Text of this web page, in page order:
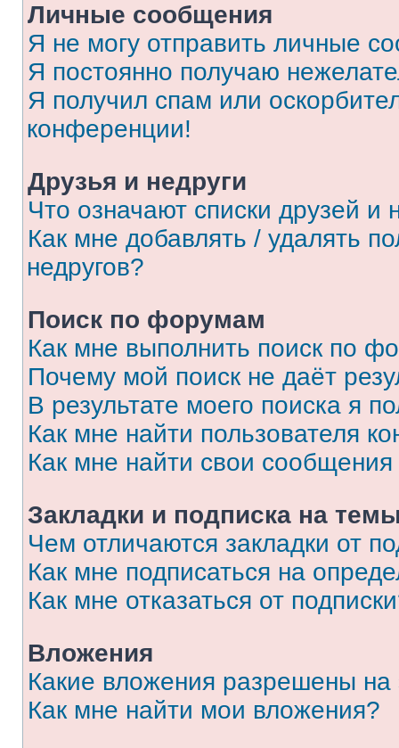
Личные сообщения
Я не могу отправить личные
Я постоянно получаю
Я получил спам или
конференции!
Друзья и недруги
Что означают списки друзей и
Как мне добавлять / удалять
недругов?
Поиск по форумам
Как мне выполнить поиск по
Почему мой поиск не даёт
В результате моего поиска я
Как мне найти пользователя
Как мне найти свои
Закладки и подписка на
Чем отличаются закладки от
Как мне подписаться на
Как мне отказаться от
Вложения
Какие вложения разрешены
Как мне найти мои вложения?